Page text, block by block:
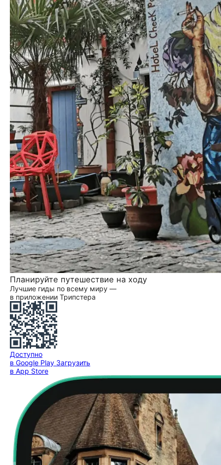
Планируйте путешествие на ходу
Лучшие гиды по всему миру —
в приложении Трипстера
Доступно
в Google Play Загрузить
в App Store